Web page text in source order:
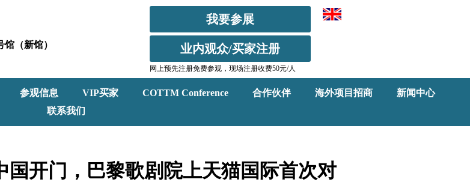
（新馆）
我要参展
业内观众/买家注册
网上预先注册免费参观，现场注册收费50元/人
参观信息 VIP买家 COTTM Conference 合作伙伴 海外项目招商
新闻中心
联系我们
开门，巴黎歌剧院上天猫国际首次对